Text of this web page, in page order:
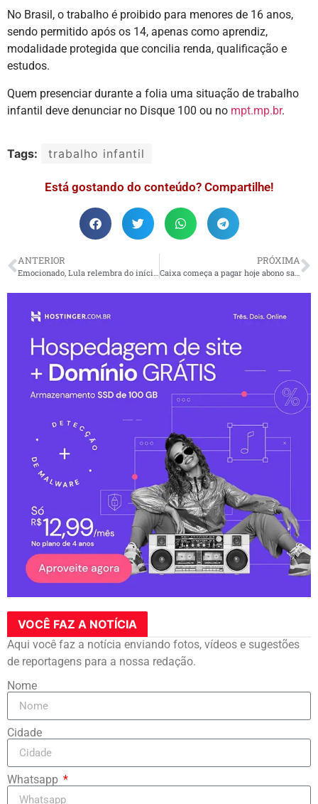
No Brasil, o trabalho é proibido para menores de 16 anos,
sendo permitido após os 14, apenas como aprendiz,
modalidade protegida que concilia renda, qualificação e
estudos.
Quem presenciar durante a folia uma situação de trabalho
infantil deve denunciar no Disque 100 ou no mpt.mp.br.
Tags: trabalho infantil
Está gostando do conteúdo? Compartilhe!
ANTERIOR
Emocionado, Lula relembra do início do PT no aniversário do partido
PRÓXIMA
Caixa começa a pagar hoje abono salarial de 2021
VOCÊ FAZ A NOTÍCIA
Aqui você faz a notícia enviando fotos, vídeos e sugestões
de reportagens para a nossa redação.
Nome
Cidade
Whatsapp